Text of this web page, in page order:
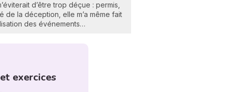
d’être trop déçue : permis,
de la déception, elle m’a même fait
des événements…
exercices